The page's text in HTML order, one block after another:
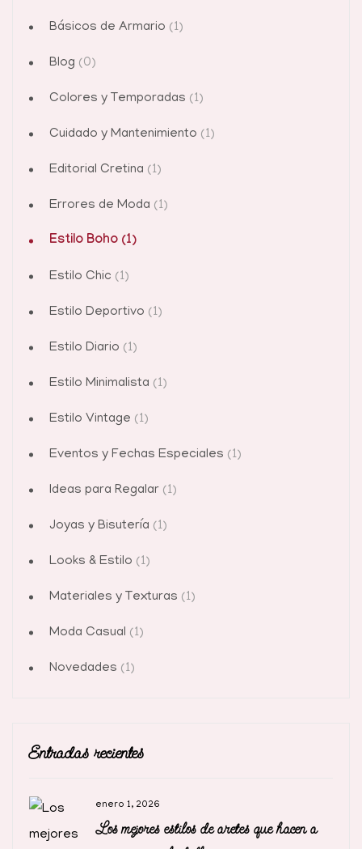
Básicos de Armario (1)
Blog (0)
Colores y Temporadas (1)
Cuidado y Mantenimiento (1)
Editorial Cretina (1)
Errores de Moda (1)
Estilo Boho (1)
Estilo Chic (1)
Estilo Deportivo (1)
Estilo Diario (1)
Estilo Minimalista (1)
Estilo Vintage (1)
Eventos y Fechas Especiales (1)
Ideas para Regalar (1)
Joyas y Bisutería (1)
Looks & Estilo (1)
Materiales y Texturas (1)
Moda Casual (1)
Novedades (1)
Entradas recientes
enero 1, 2026
Los mejores estilos de aretes que hacen a